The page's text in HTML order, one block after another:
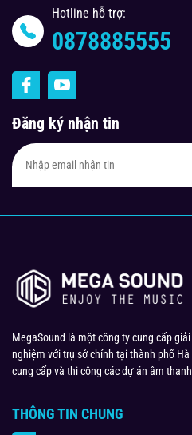
Hotline hỗ trợ:
0878885555
Đăng ký nhận tin
MegaSound là một công ty cung cấp
nghiệm với trụ sở chính tại thành phố
cung cấp và thi công các dự án âm
THÔNG TIN CHUNG